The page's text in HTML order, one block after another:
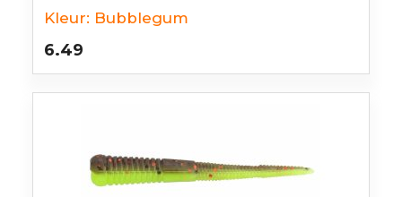
Kleur: Bubblegum
6.49